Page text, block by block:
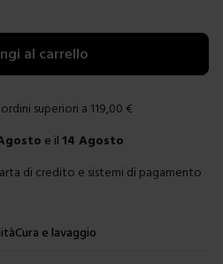
al carrello
superiori a 119,00 €
e il 14 Agosto
di credito e sistemi di pagamento
Cura e lavaggio